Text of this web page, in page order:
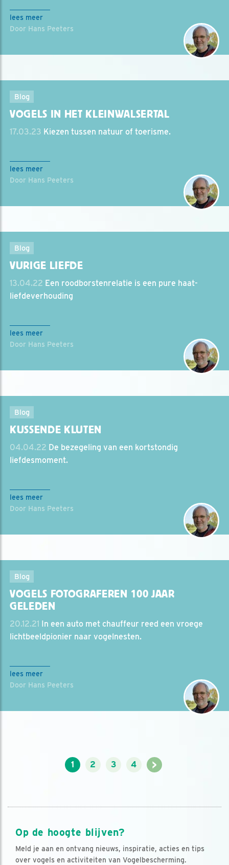
lees meer
Door Hans Peeters
Blog
VOGELS IN HET KLEINWALSERTAL
17.03.23 Kiezen tussen natuur of toerisme.
lees meer
Door Hans Peeters
Blog
VURIGE LIEFDE
13.04.22 Een roodborstenrelatie is een pure haat-
liefdeverhouding
lees meer
Door Hans Peeters
Blog
KUSSENDE KLUTEN
04.04.22 De bezegeling van een kortstondig
liefdesmoment.
lees meer
Door Hans Peeters
Blog
VOGELS FOTOGRAFEREN 100 JAAR
GELEDEN
20.12.21 In een auto met chauffeur reed een vroege
lichtbeeldpionier naar vogelnesten.
lees meer
Door Hans Peeters
1 2 3 4 >
Op de hoogte blijven?
Meld je aan en ontvang nieuws, inspiratie, acties en tips
over vogels en activiteiten van Vogelbescherming.